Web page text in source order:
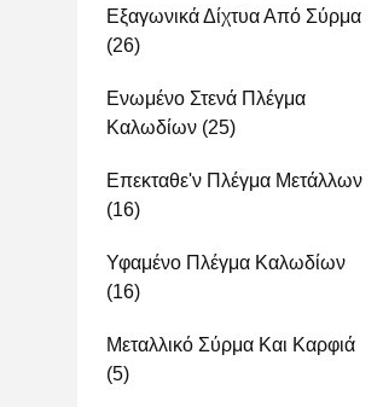
Εξαγωνικά Δίχτυα Από Σύρμα
(26)
Ενωμένο Στενά Πλέγμα
Καλωδίων (25)
Επεκταθε'ν Πλέγμα Μετάλλων
(16)
Υφαμένο Πλέγμα Καλωδίων
(16)
Μεταλλικό Σύρμα Και Καρφιά
(5)